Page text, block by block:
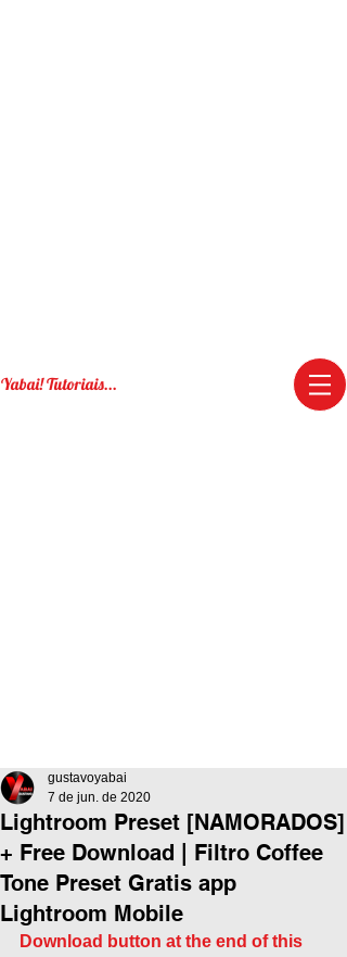
Yabai! Tutoriais...
Lightroom Preset [NAMORADOS]
+ Free Download | Filtro Coffee
Tone Preset Gratis app
Lightroom Mobile
gustavoyabai
7 de jun. de 2020
Download button at the end of this